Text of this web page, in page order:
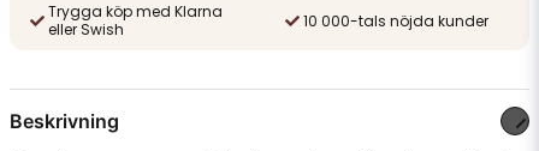
Trygga köp med Klarna
eller Swish
10 000-tals nöjda kunder
Beskrivning